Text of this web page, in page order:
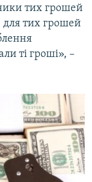
тих грошей
для тих грошей
ті гроші», –